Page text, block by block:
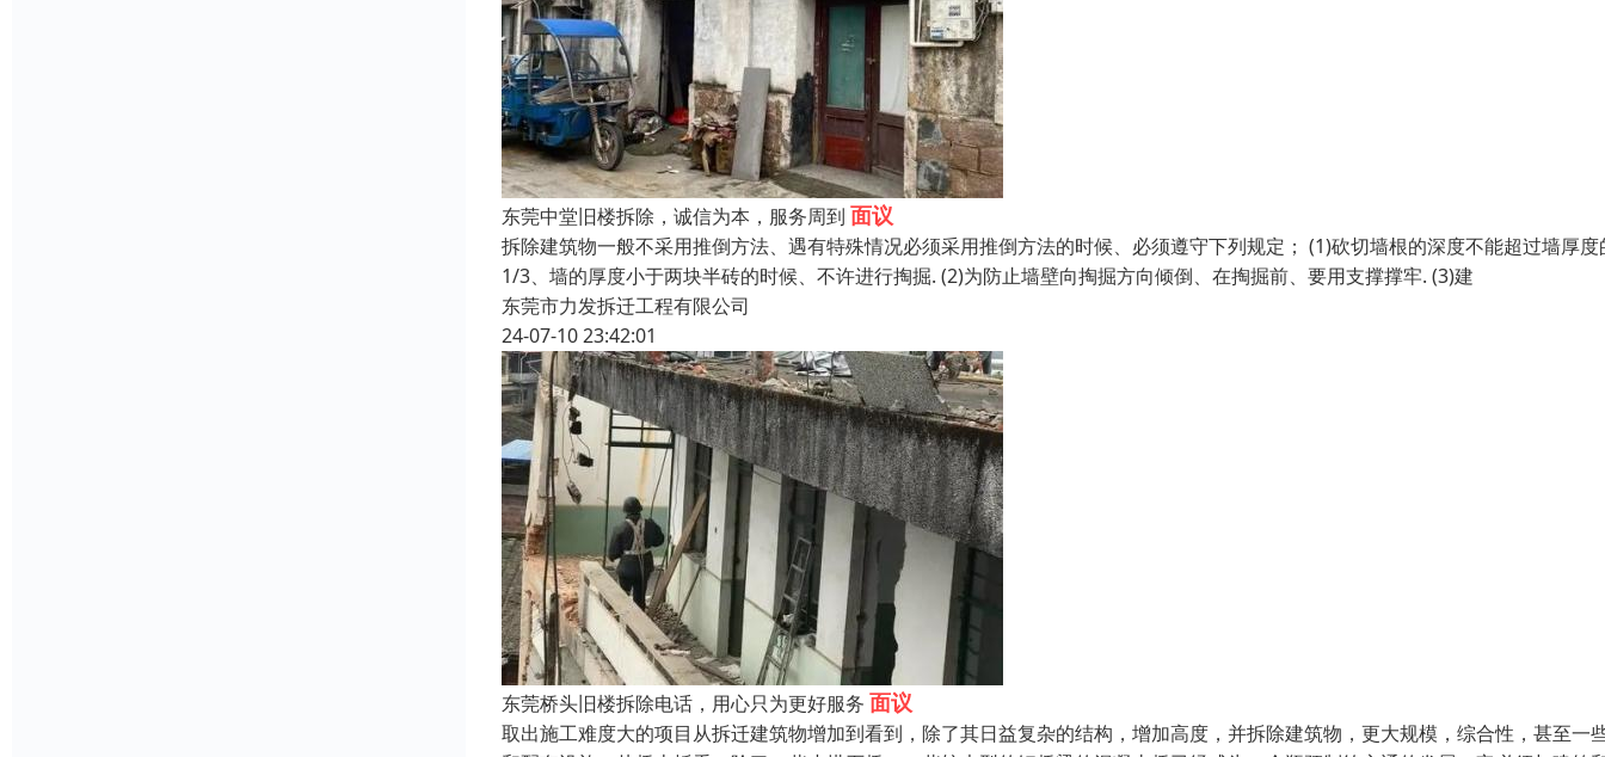
东莞中堂旧楼拆除，诚信为本，服务周到 面议
拆除建筑物一般不采用推倒方法、遇有特殊情况必须采用推倒方法的时候、必须遵守下列规定； (1)砍切墙根的深度不能超过墙厚度
1/3、墙的厚度小于两块半砖的时候、不许进行掏掘. (2)为防止墙壁向掏掘方向倾倒、在掏掘前、要用支撑撑牢. (3)建
东莞市力发拆迁工程有限公司
24-07-10 23:42:01
东莞桥头旧楼拆除电话，用心只为更好服务 面议
取出施工难度大的项目从拆迁建筑物增加到看到，除了其日益复杂的结构，增加高度，并拆除建筑物，更大规模，综合性，甚至一